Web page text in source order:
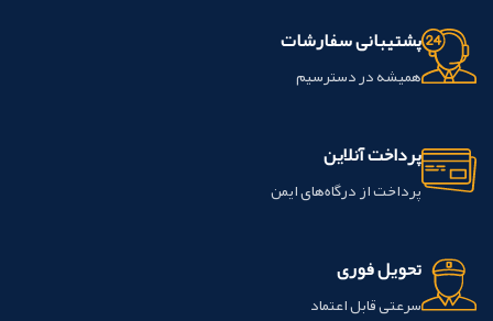
پشتیبانی سفارشات
همیشه در دسترسیم
پرداخت آنلاین
پرداخت از درگاه‌های ایمن
تحویل فوری
سرعتی قابل اعتماد